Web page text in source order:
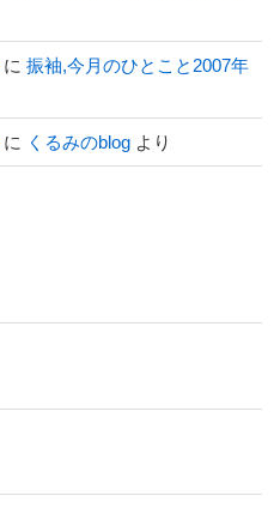
に 振袖,今月のひとこと2007年
に くるみのblog より